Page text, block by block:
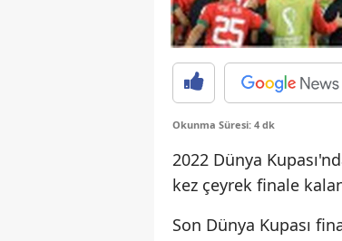
Okunma Süresi: 4 dk
2022 Dünya
kez çeyrek finale
Son Dünya Kupası